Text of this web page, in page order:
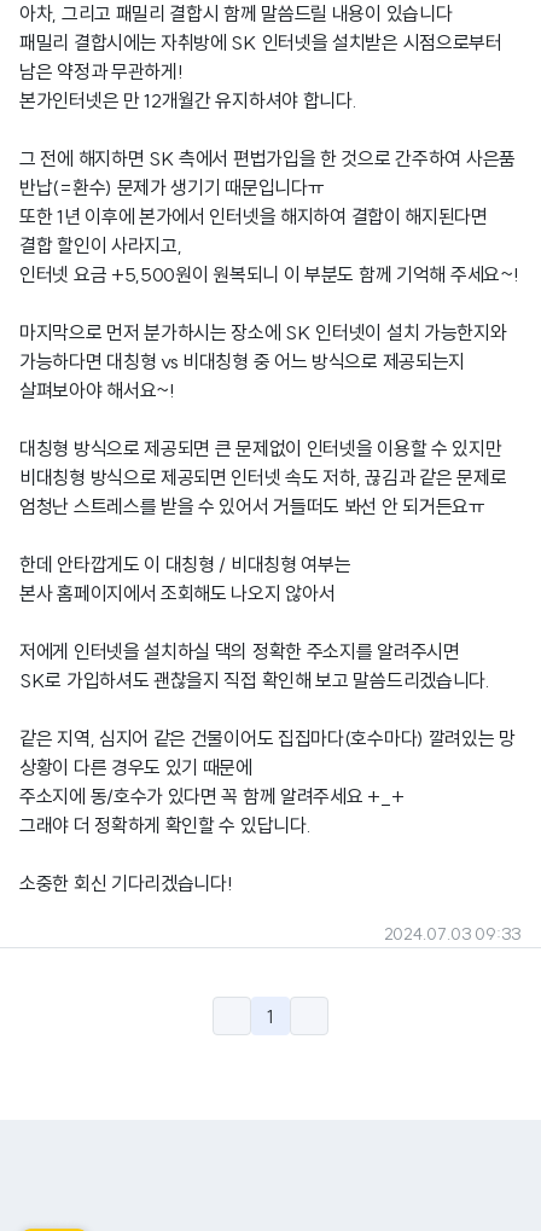
아차, 그리고 패밀리 결합시 함께 말씀드릴 내용이 있습니다
패밀리 결합시에는 자취방에 SK 인터넷을 설치받은 시점으로부터
남은 약정과 무관하게!
본가인터넷은 만 12개월간 유지하셔야 합니다.
그 전에 해지하면 SK 측에서 편법가입을 한 것으로 간주하여 사은품
반납(=환수) 문제가 생기기 때문입니다ㅠ
또한 1년 이후에 본가에서 인터넷을 해지하여 결합이 해지된다면
결합 할인이 사라지고,
인터넷 요금 +5,500원이 원복되니 이 부분도 함께 기억해 주세요~!
마지막으로 먼저 분가하시는 장소에 SK 인터넷이 설치 가능한지와
가능하다면 대칭형 vs 비대칭형 중 어느 방식으로 제공되는지
살펴보아야 해서요~!
대칭형 방식으로 제공되면 큰 문제없이 인터넷을 이용할 수 있지만
비대칭형 방식으로 제공되면 인터넷 속도 저하, 끊김과 같은 문제로
엄청난 스트레스를 받을 수 있어서 거들떠도 봐선 안 되거든요ㅠ
한데 안타깝게도 이 대칭형 / 비대칭형 여부는
본사 홈페이지에서 조회해도 나오지 않아서
저에게 인터넷을 설치하실 댁의 정확한 주소지를 알려주시면
SK로 가입하셔도 괜찮을지 직접 확인해 보고 말씀드리겠습니다.
같은 지역, 심지어 같은 건물이어도 집집마다(호수마다) 깔려있는 망
상황이 다른 경우도 있기 때문에
주소지에 동/호수가 있다면 꼭 함께 알려주세요 +_+
그래야 더 정확하게 확인할 수 있답니다.
소중한 회신 기다리겠습니다!
2024.07.03 09:33
1